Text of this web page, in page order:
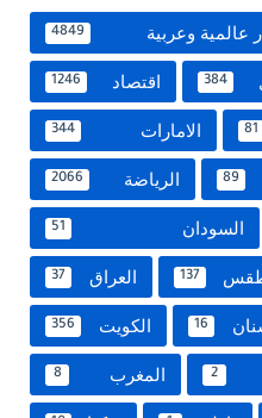
عالمية وعربية 4849
384 اقتصاد 1246
81 الامارات 344
89 الرياضة 2066
السودان 51
137 العراق 37
16 الكويت 356
2 المغرب 8